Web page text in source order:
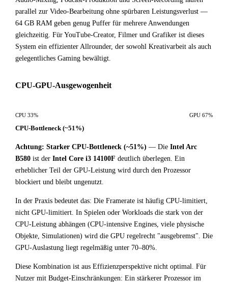
parallel zur Video-Bearbeitung ohne spürbaren Leistungsverlust —
64 GB RAM geben genug Puffer für mehrere Anwendungen
gleichzeitig. Für YouTube-Creator, Filmer und Grafiker ist dieses
System ein effizienter Allrounder, der sowohl Kreativarbeit als auch
gelegentliches Gaming bewältigt.
CPU-GPU-Ausgewogenheit
CPU 33% GPU 67%
CPU-Bottleneck (~51%)
Achtung: Starker CPU-Bottleneck (~51%) — Die Intel Arc
B580 ist der Intel Core i3 14100F deutlich überlegen. Ein
erheblicher Teil der GPU-Leistung wird durch den Prozessor
blockiert und bleibt ungenutzt.
In der Praxis bedeutet das: Die Framerate ist häufig CPU-limitiert,
nicht GPU-limitiert. In Spielen oder Workloads die stark von der
CPU-Leistung abhängen (CPU-intensive Engines, viele physische
Objekte, Simulationen) wird die GPU regelrecht "ausgebremst". Die
GPU-Auslastung liegt regelmäßig unter 70–80%.
Diese Kombination ist aus Effizienzperspektive nicht optimal. Für
Nutzer mit Budget-Einschränkungen: Ein stärkerer Prozessor im